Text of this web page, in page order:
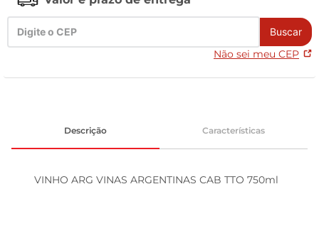
Buscar
Não sei meu CEP
Descrição Características
VINHO ARG VINAS ARGENTINAS CAB TTO 750ml